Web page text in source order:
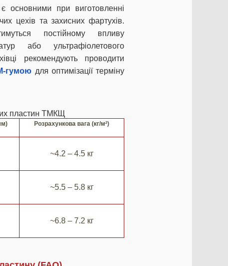
при виготовленні
цехів та захисних фартухів.
постійному впливу
або ультрафіолетового
рекомендують проводити
гумою для оптимізації терміну
пластин ТМКЩ
Розрахункова вага (кг/м²)
~4.2 – 4.5 кг
~5.5 – 5.8 кг
~6.8 – 7.2 кг